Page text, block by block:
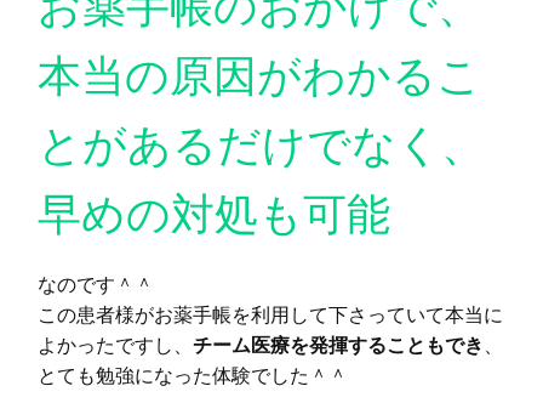
本当の原因がわかるこ
とがあるだけでなく、
早めの対処も可能
なのです＾＾
この患者様がお薬手帳を利用して下さっていて本当に
よかったですし、 チーム医療を発揮することもでき
とても勉強になった体験でした＾＾